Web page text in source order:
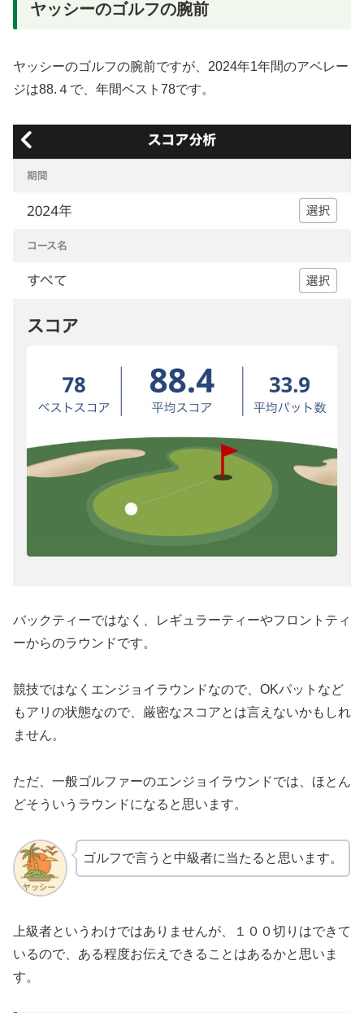
ヤッシーのゴルフの腕前
ヤッシーのゴルフの腕前ですが、2024年1年間のアベレー
ジは88.４で、年間ベスト78です。
バックティーではなく、レギュラーティーやフロントティ
ーからのラウンドです。
競技ではなくエンジョイラウンドなので、OKパットなど
もアリの状態なので、厳密なスコアとは言えないかもしれ
ません。
ただ、一般ゴルファーのエンジョイラウンドでは、ほとん
どそういうラウンドになると思います。
ゴルフで言うと中級者に当たると思います。
上級者というわけではありませんが、１００切りはできて
いるので、ある程度お伝えできることはあるかと思いま
す。